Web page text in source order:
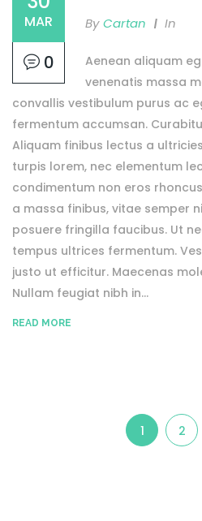
MAR
0
By Cartan In
Aenean aliquam
venenatis massa
convallis vestibulum purus ac
fermentum accumsan.
Aliquam finibus lectus a
turpis lorem, nec elementum
condimentum non eros
a massa finibus, vitae semper
posuere fringilla faucibus. Ut
tempus ultrices fermentum.
justo ut efficitur. Maecenas
Nullam feugiat nibh in...
READ MORE
1 2